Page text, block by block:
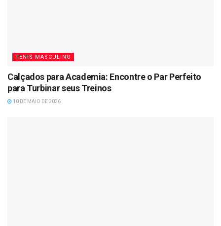
TENIS MASCULINO
Calçados para Academia: Encontre o Par Perfeito
para Turbinar seus Treinos
10 DE MAIO DE 2026